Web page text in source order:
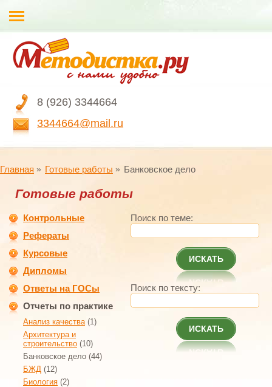
8 (926) 3344664
3344664@mail.ru
Главная Готовые работы Банковское дело
Готовые работы
Контрольные
Рефераты
Курсовые
Дипломы
Ответы на ГОСы
Отчеты по практике
Анализ качества(1)
Архитектура и
строительство (10)
Банковское дело (44)
БЖД (12)
Биология (2)
Поиск по теме:
ИСКАТЬ
Поиск по тексту:
ИСКАТЬ